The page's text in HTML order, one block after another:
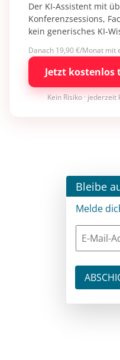
Der KI-Assistent mit
Konferenzsessions,
kein generisches KI-
Danach 19,90 €/Monat mit
Jetzt kostenlos
Kein Risiko · jederzeit
Bleibe
Melde